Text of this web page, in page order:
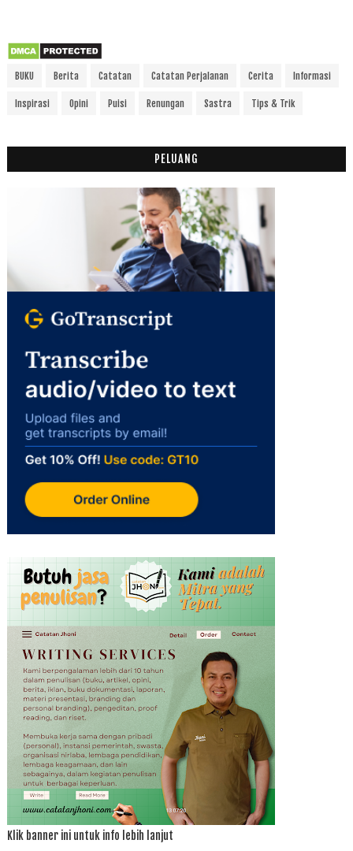
BUKU Berita Catatan Catatan Perjalanan Cerita Informasi
Inspirasi Opini Puisi Renungan Sastra Tips & Trik
PELUANG
Klik banner ini untuk info lebih lanjut